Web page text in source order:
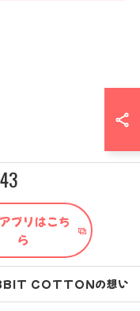
プリはこち
ら
COTTONの想い